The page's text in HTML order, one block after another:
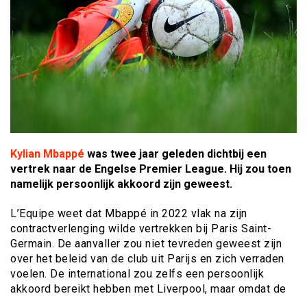
Kylian Mbappé was twee jaar geleden dichtbij een
vertrek naar de Engelse Premier League. Hij zou toen
namelijk persoonlijk akkoord zijn geweest.
L’Equipe weet dat Mbappé in 2022 vlak na zijn
contractverlenging wilde vertrekken bij Paris Saint-
Germain. De aanvaller zou niet tevreden geweest zijn
over het beleid van de club uit Parijs en zich verraden
voelen. De international zou zelfs een persoonlijk
akkoord bereikt hebben met Liverpool, maar omdat de